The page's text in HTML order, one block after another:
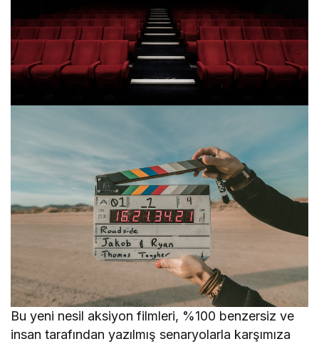
Bu yeni nesil aksiyon filmleri, %100 benzersiz ve
insan tarafından yazılmış senaryolarla karşımıza